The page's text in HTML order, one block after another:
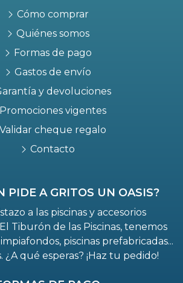
PIDE A GRITOS UN OASIS?
a las piscinas y accesorios
Tiburón de las Piscinas, tenemos
piscinas prefabricadas...
¿A qué esperas? ¡Haz tu pedido!
Cómo comprar
Quiénes somos
Formas de pago
Gastos de envío
y devoluciones
Promociones vigentes
Validar cheque regalo
Contacto